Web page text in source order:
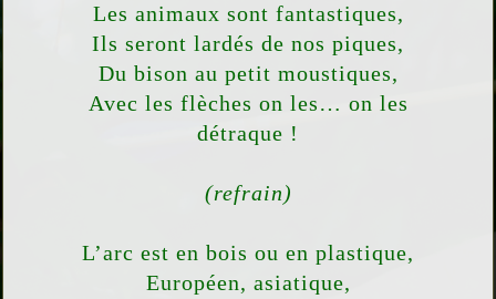
Les animaux sont fantastiques,
Ils seront lardés de nos piques,
Du bison au petit moustiques,
Avec les flèches on les… on les
détraque !
(refrain)
L’arc est en bois ou en plastique,
Européen, asiatique,